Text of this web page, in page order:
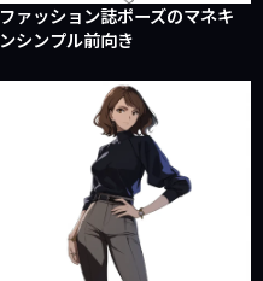
ファッション誌ポーズのマネキ
ンシンプル前向き